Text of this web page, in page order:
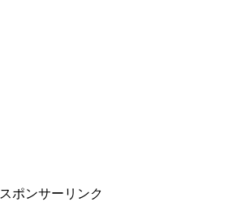
スポンサーリンク